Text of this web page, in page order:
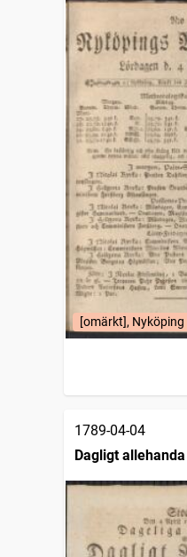
[omärkt], Nyköping
1789-04-04
Dagligt allehanda